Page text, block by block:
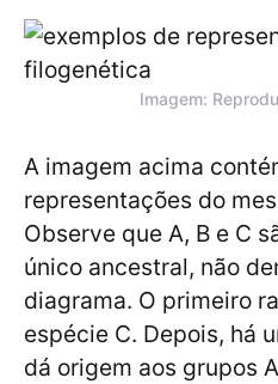
Imagem:
A imagem acima
representações do
Observe que A, B e C
único ancestral, não
diagrama. O primeiro
espécie C. Depois, há
dá origem aos grupos